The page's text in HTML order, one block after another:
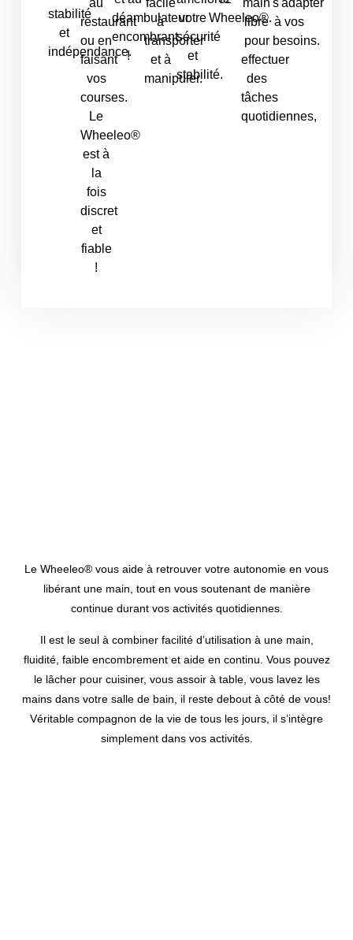
stabilité
et
indépendance.
restaurant
ou en
faisant
vos
courses.
Le
Wheeleo®
est à
la
fois
discret
et
fiable
!
déambulateur
encombrant
!
à
transporter
et à
manipuler.
votre
sécurité
et
stabilité.
Wheeleo®.
libre
pour
effectuer
des
tâches
quotidiennes,
à vos
besoins.
Le Wheeleo® vous aide à retrouver votre autonomie en vous
libérant une main, tout en vous soutenant de manière
continue durant vos activités quotidiennes.
Il est le seul à combiner facilité d’utilisation à une main,
fluidité, faible encombrement et aide en continu. Vous pouvez
le lâcher pour cuisiner, vous assoir à table, vous lavez les
mains dans votre salle de bain, il reste debout à côté de vous!
Véritable compagnon de la vie de tous les jours, il s’intègre
simplement dans vos activités.